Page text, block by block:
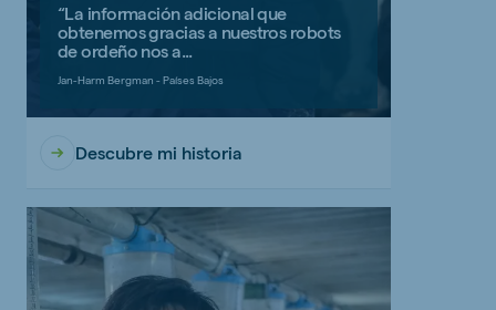
“La información adicional que
obtenemos gracias a nuestros robots
de ordeño nos a...
Jan-Harm Bergman - Países Bajos
Descubre mi historia